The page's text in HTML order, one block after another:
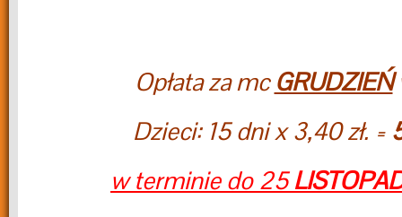
Opłata za mc GRUDZIEŃ
Dzieci: 15 dni x 3,40 zł. =
w terminie do 25